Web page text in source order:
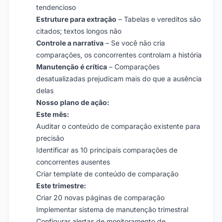
tendencioso
Estruture para extração – Tabelas e vereditos são
citados; textos longos não
Controle a narrativa – Se você não cria
comparações, os concorrentes controlam a história
Manutenção é crítica – Comparações
desatualizadas prejudicam mais do que a ausência
delas
Nosso plano de ação:
Este mês:
Auditar o conteúdo de comparação existente para
precisão
Identificar as 10 principais comparações de
concorrentes ausentes
Criar template de conteúdo de comparação
Este trimestre:
Criar 20 novas páginas de comparação
Implementar sistema de manutenção trimestral